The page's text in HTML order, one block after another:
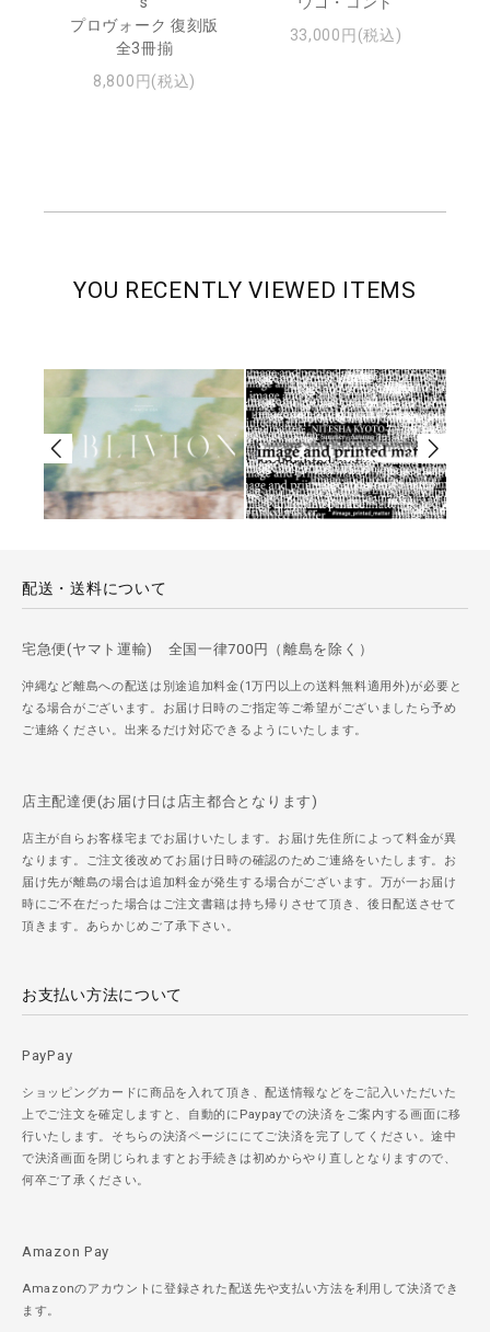
プロヴォーク 復刻版
全3冊揃
8,800円(税込)
33,000円(税込)
YOU RECENTLY VIEWED ITEMS
配送・送料について
宅急便(ヤマト運輸) 全国一律700円（離島を除く）
沖縄など離島への配送は別途追加料金(1万円以上の送料無料適用外)が必要と
なる場合がございます。お届け日時のご指定等ご希望がございましたら予め
ご連絡ください。出来るだけ対応できるようにいたします。
店主配達便(お届け日は店主都合となります)
店主が自らお客様宅までお届けいたします。お届け先住所によって料金が異
なります。ご注文後改めてお届け日時の確認のためご連絡をいたします。お
届け先が離島の場合は追加料金が発生する場合がございます。万が一お届け
時にご不在だった場合はご注文書籍は持ち帰りさせて頂き、後日配送させて
頂きます。あらかじめご了承下さい。
お支払い方法について
PayPay
ショッピングカードに商品を入れて頂き、配送情報などをご記入いただいた
上でご注文を確定しますと、自動的にPaypayでの決済をご案内する画面に移
行いたします。そちらの決済ページににてご決済を完了してください。途中
で決済画面を閉じられますとお手続きは初めからやり直しとなりますので、
何卒ご了承ください。
Amazon Pay
Amazonのアカウントに登録された配送先や支払い方法を利用して決済でき
ます。